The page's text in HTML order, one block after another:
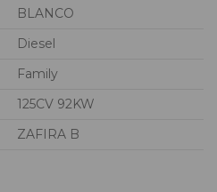
BLANCO
Diesel
Family
125CV 92KW
ZAFIRA B